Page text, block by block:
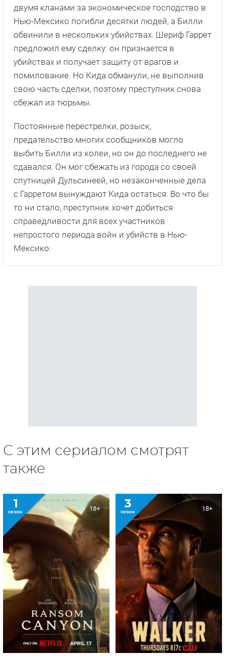
двумя кланами за экономическое господство в
Нью-Мексико погибли десятки людей, а Билли
обвинили в нескольких убийствах. Шериф Гаррет
предложил ему сделку: он признается в
убийствах и получает защиту от врагов и
помилование. Но Кида обманули, не выполнив
свою часть сделки, поэтому преступник снова
сбежал из тюрьмы.
Постоянные перестрелки, розыск,
предательство многих сообщников могло
выбить Билли из колеи, но он до последнего не
сдавался. Он мог сбежать из города со своей
спутницей Дульсинеей, но незаконченные дела
с Гарретом вынуждают Кида остаться. Во что бы
то ни стало, преступник хочет добиться
справедливости для всех участников
непростого периода войн и убийств в Нью-
Мексико.
С этим сериалом смотрят
также
1
сезон 18+ 3
сезон 18+